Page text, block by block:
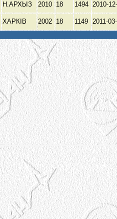
Н.АРХЫЗ 2010 18 1494 2010-
ХАРКІВ 2002 18 1149 2011-